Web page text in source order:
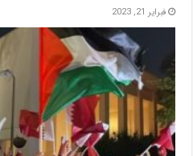
فبراير 21, 2023